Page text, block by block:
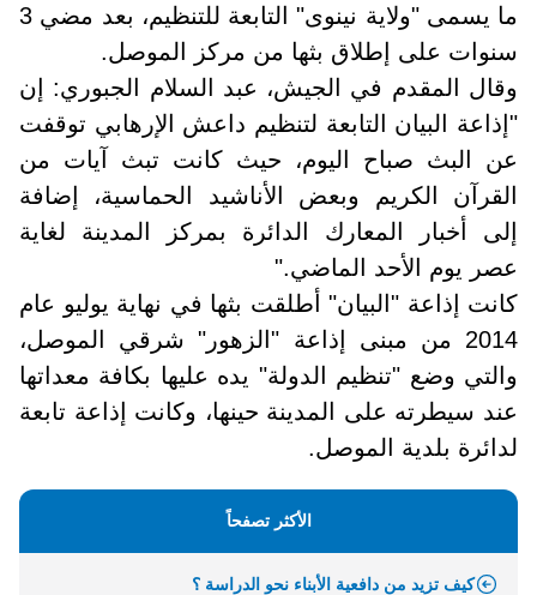
ما يسمى "ولاية نينوى" التابعة للتنظيم، بعد مضي 3
سنوات على إطلاق بثها من مركز الموصل.
وقال المقدم في الجيش، عبد السلام الجبوري: إن
"إذاعة البيان التابعة لتنظيم داعش الإرهابي توقفت
عن البث صباح اليوم، حيث كانت تبث آيات من
القرآن الكريم وبعض الأناشيد الحماسية، إضافة
إلى أخبار المعارك الدائرة بمركز المدينة لغاية
عصر يوم الأحد الماضي".
كانت إذاعة "البيان" أطلقت بثها في نهاية يوليو عام
2014 من مبنى إذاعة
"الزهور" شرقي الموصل،
والتي وضع "تنظيم الدولة" يده عليها بكافة معداتها
عند سيطرته على المدينة حينها، وكانت إذاعة تابعة
لدائرة بلدية الموصل.
الأكثر تصفحاً
كيف تزيد من دافعية الأبناء نحو الدراسة ؟